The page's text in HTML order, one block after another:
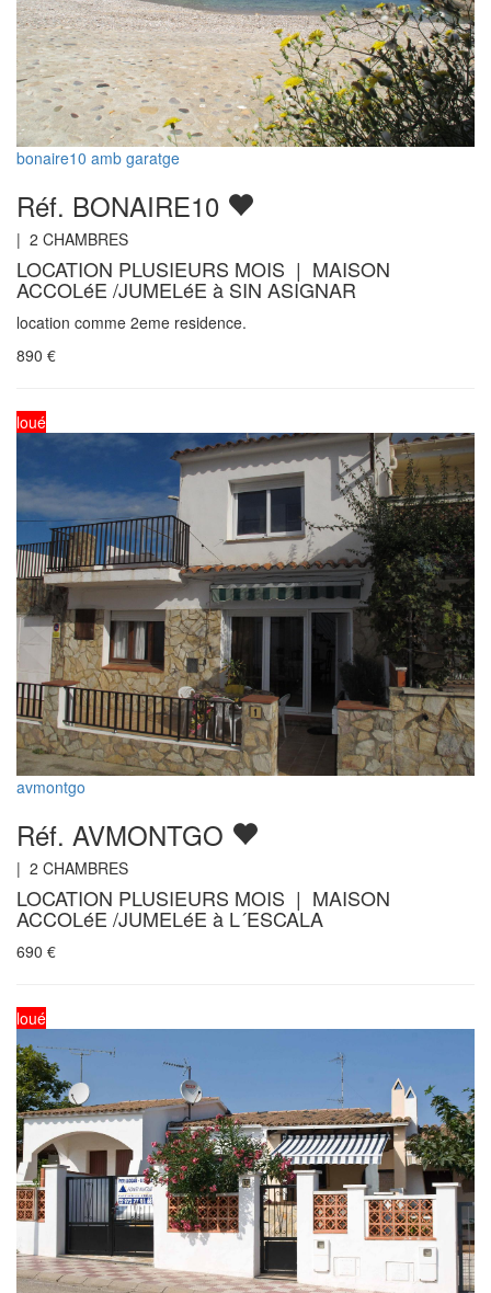
bonaire10 amb garatge
Réf. BONAIRE10
| 2 CHAMBRES
LOCATION PLUSIEURS MOIS | MAISON
ACCOLéE /JUMELéE à SIN ASIGNAR
location comme 2eme residence.
890 €
loué
avmontgo
Réf. AVMONTGO
| 2 CHAMBRES
LOCATION PLUSIEURS MOIS | MAISON
ACCOLéE /JUMELéE à L´ESCALA
690 €
loué